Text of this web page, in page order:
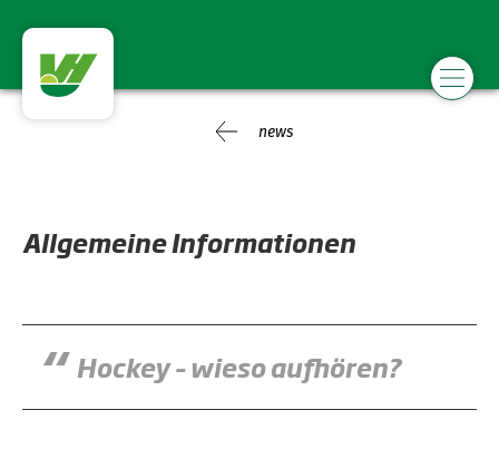
news
Allgemeine Informationen
Hockey – wieso aufhören?